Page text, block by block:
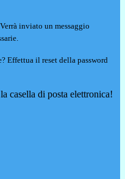
Verrà inviato un messaggio
Effettua il reset della password
casella di posta elettronica!